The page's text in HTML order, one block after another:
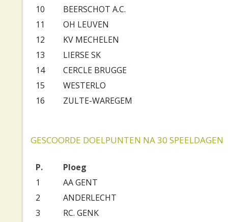
10
BEERSCHOT A.C.
11
OH LEUVEN
12
KV MECHELEN
13
LIERSE SK
14
CERCLE BRUGGE
15
WESTERLO
16
ZULTE-WAREGEM
GESCOORDE DOELPUNTEN NA 30 SPEELDAGEN
P.
Ploeg
1
AA GENT
2
ANDERLECHT
3
RC. GENK